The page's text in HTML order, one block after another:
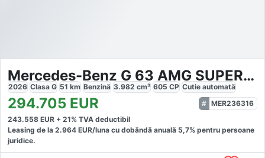
Mercedes-Benz G 63 AMG SUPERIOR
2026 Clasa G 51 km Benzină 3.982 cm³ 605 CP Cutie automată
294.705 EUR
MER236316
243.558 EUR + 21% TVA deductibil
Leasing de la 2.964 EUR/luna cu dobăndă anuală 5,7% pentru persoane
juridice.